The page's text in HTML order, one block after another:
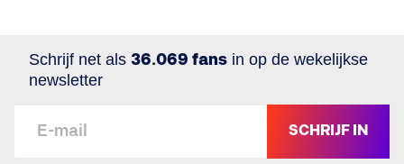
Schrijf net als 36.069 fans in op de wekelijkse
newsletter
SCHRIJF IN